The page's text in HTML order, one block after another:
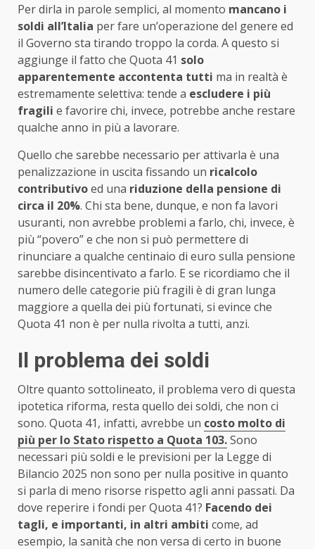
Per dirla in parole semplici, al momento mancano i
soldi all’Italia per fare un’operazione del genere ed
il Governo sta tirando troppo la corda. A questo si
aggiunge il fatto che Quota 41 solo
apparentemente accontenta tutti ma in realtà è
estremamente selettiva: tende a escludere i più
fragili e favorire chi, invece, potrebbe anche restare
qualche anno in più a lavorare.
Quello che sarebbe necessario per attivarla è una
penalizzazione in uscita fissando un ricalcolo
contributivoed una riduzione della pensione di
circa il 20%. Chi sta bene, dunque, e non fa lavori
usuranti, non avrebbe problemi a farlo, chi, invece, è
più “povero” e che non si può permettere di
rinunciare a qualche centinaio di euro sulla pensione
sarebbe disincentivato a farlo. E se ricordiamo che il
numero delle categorie più fragili è di gran lunga
maggiore a quella dei più fortunati, si evince che
Quota 41 non è per nulla rivolta a tutti, anzi.
Il problema dei soldi
Oltre quanto sottolineato, il problema vero di questa
ipotetica riforma, resta quello dei soldi, che non ci
sono. Quota 41, infatti, avrebbe un costo molto di
più per lo Stato rispetto a Quota 103.Sono
necessari più soldi e le previsioni per la Legge di
Bilancio 2025 non sono per nulla positive in quanto
si parla di meno risorse rispetto agli anni passati. Da
dove reperire i fondi per Quota 41? Facendo dei
tagli, e importanti, in altri ambiti come, ad
esempio, la sanità che non versa di certo in buone